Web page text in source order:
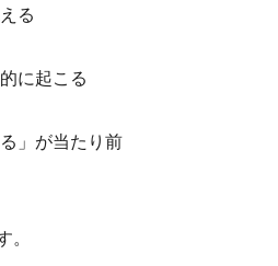
る
に起こる
」が当たり前
。